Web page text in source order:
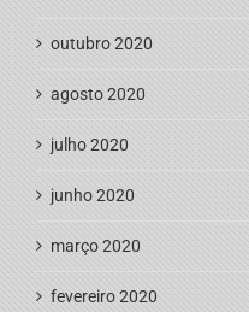
outubro 2020
agosto 2020
julho 2020
junho 2020
março 2020
fevereiro 2020